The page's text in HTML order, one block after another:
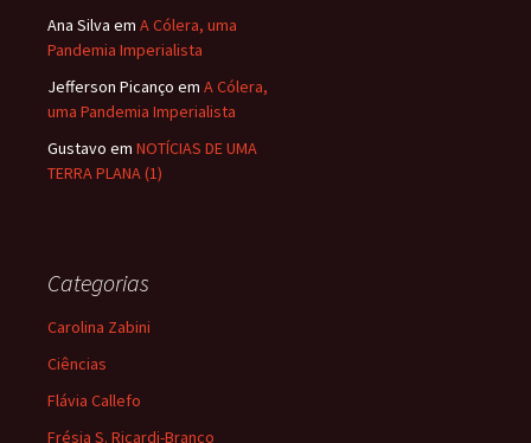
Ana Silva em A Cólera, uma
Pandemia Imperialista
Jefferson Picanço em A Cólera,
uma Pandemia Imperialista
Gustavo em NOTÍCIAS DE UMA
TERRA PLANA (1)
Categorias
Carolina Zabini
Ciências
Flávia Callefo
Frésia S. Ricardi-Branco